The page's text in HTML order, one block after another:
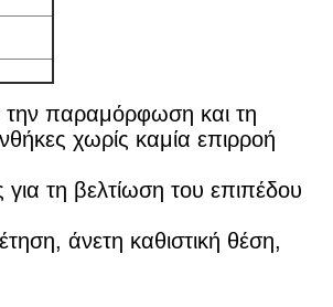
την παραμόρφωση και τη
χωρίς καμία επιρροή
τη βελτίωση του επιπέδου
άνετη καθιστική θέση,